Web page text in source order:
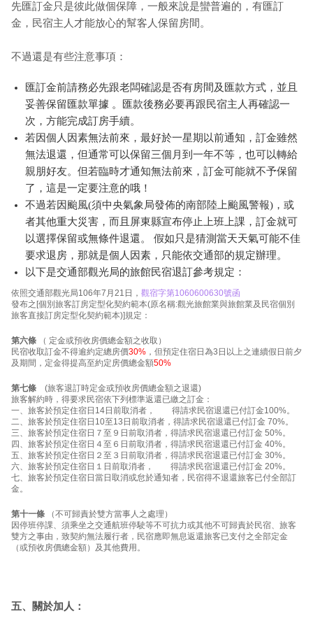
先匯訂金只是彼此做個保障，一般來說是蠻普遍的，有匯訂
金，民宿主人才能放心的幫客人保留房間。
不過還是有些注意事項：
匯訂金前請務必先跟老闆確認是否有房間及匯款方式，並且
妥善保留匯款單據 。匯款後務必要再跟民宿主人再確認一
次，方能完成訂房手續。
若因個人因素無法前來，最好於一星期以前通知，訂金雖然
無法退還，但通常可以保留三個月到一年不等，也可以轉給
親朋好友。但若臨時才通知無法前來，訂金可能就不予保留
了，這是一定要注意的哦！
不過若因颱風(須中央氣象局發佈的南部陸上颱風警報)，或
者其他重大災害，而且屏東縣宣布停止上班上課，訂金就可
以選擇保留或無條件退還。 假如只是猜測當天天氣可能不佳
要求退房，那就是個人因素，只能依交通部的規定辦理。
以下是交通部觀光局的旅館民宿退訂參考規定：
依照交通部觀光局106年7月21日， 觀宿字第1060600630號函
發布之[個別旅客訂房定型化契約範本(原名稱:觀光旅館業與旅館業及民宿個別
旅客直接訂房定型化契約範本)]規定：
第六條 （ 定金或預收房價總金額之收取）
民宿收取訂金不得逾約定總房價30% ，但預定住宿日為3日以上之連續假日前夕
及期間，定金得提高至約定房價總金額50%
第七條 (旅客退訂時定金或預收房價總金額之退還)
旅客解約時，得要求民宿依下列標準返還已繳之訂金：
一、旅客於預定住宿日14日前取消者， 得請求民宿退還已付訂金100%。
二、旅客於預定住宿日10至13日前取消者，得請求民宿退還已付訂金 70%。
三、旅客於預定住宿日７至９日前取消者，得請求民宿退還已付訂金 50%。
四、旅客於預定住宿日４至６日前取消者，得請求民宿退還已付訂金 40%。
五、旅客於預定住宿日２至３日前取消者，得請求民宿退還已付訂金 30%。
六、旅客於預定住宿日１日前取消者， 得請求民宿退還已付訂金 20%。
七、旅客於預定住宿日當日取消或怠於通知者，民宿得不退還旅客已付全部訂
金。
第十一條 （不可歸責於雙方當事人之處理）
因停班停課、須乘坐之交通航班停駛等不可抗力或其他不可歸責於民宿、旅客
雙方之事由，致契約無法履行者，民宿應即無息返還旅客已支付之全部定金
（或預收房價總金額）及其他費用。
五、關於加人：